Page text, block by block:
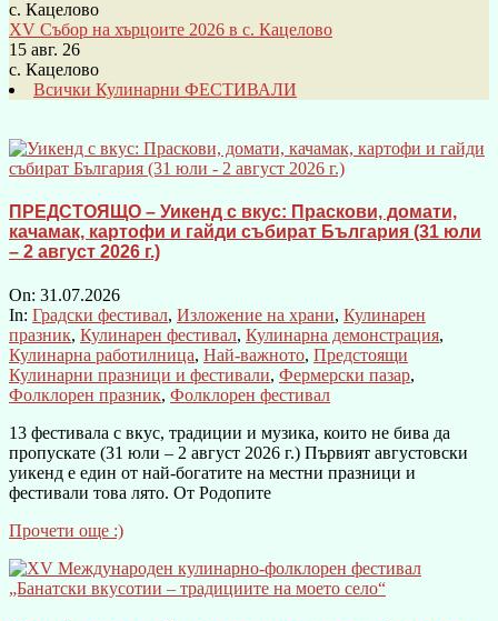
XV Събор на хърцоите 2026 в с. Кацелово
15 авг. 26
с. Кацелово
Всички Кулинарни ФЕСТИВАЛИ
ПРЕДСТОЯЩО – Уикенд с вкус: Праскови, домати,
качамак, картофи и гайди събират България (31 юли
– 2 август 2026 г.)
On: 31.07.2026
In: Градски фестивал, Изложение на храни, Кулинарен
празник, Кулинарен фестивал, Кулинарна демонстрация,
Кулинарна работилница, Най-важното, Предстоящи
Кулинарни празници и фестивали, Фермерски пазар,
Фолклорен празник, Фолклорен фестивал
13 фестивала с вкус, традиции и музика, които не бива да
пропускате (31 юли – 2 август 2026 г.) Първият августовски
уикенд е един от най-богатите на местни празници и
фестивали това лято. От Родопите
Прочети още :)